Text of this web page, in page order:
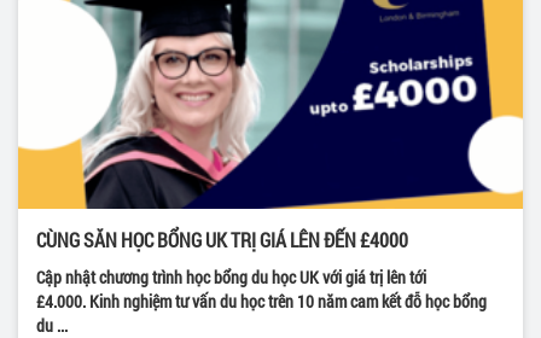
CÙNG SĂN HỌC BỔNG UK TRỊ GIÁ LÊN ĐẾN £4000
Cập nhật chương trình học bổng du học UK với giá trị lên tới
£4.000. Kinh nghiệm tư vấn du học trên 10 năm cam kết đỗ học bổng
du ...